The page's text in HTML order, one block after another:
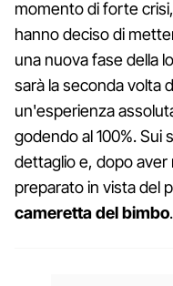
momento di forte
hanno deciso di
una nuova fase della
sarà la seconda volta
un'esperienza
godendo al 100%. Sui
dettaglio e, dopo
preparato in vista del
cameretta del bimbo.